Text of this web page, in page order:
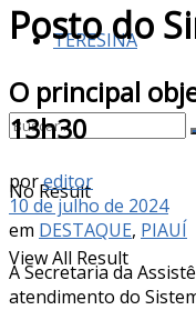
TERESINA
No Result
View All Result
Posto do
O principal
13h30
poreditor
10 de julho de 2024
em DESTAQUE, PIAUÍ
A Secretaria da
atendimento do